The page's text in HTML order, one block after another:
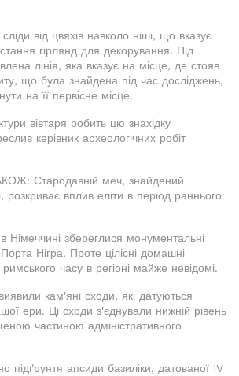
від цвяхів навколо ніші, що вказує
гірлянд для декорування. Під
лінія, яка вказує на місце, де стояв
що була знайдена під час досліджень,
на її первісне місце.
вівтаря робить цю знахідку
керівник археологічних робіт
Стародавній меч, знайдений
розкриває вплив еліти в період раннього
Німеччині збереглися монументальні
Нігра. Проте цілісні домашні
римського часу в регіоні майже невідомі.
кам'яні сходи, які датуються
ери. Ці сходи з'єднували нижній рівень
частиною адміністративного
підґрунтя апсиди базиліки, датованої IV